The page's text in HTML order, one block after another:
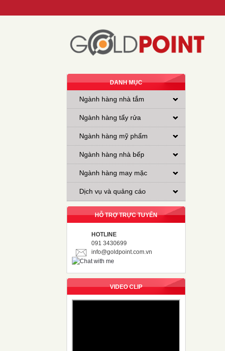
DANH MỤC
Ngành hàng nhà tắm
Ngành hàng tẩy rửa
Ngành hàng mỹ phẩm
Ngành hàng nhà bếp
Ngành hàng may mặc
Dịch vụ và quảng cáo
HỖ TRỢ TRỰC TUYẾN
HOTLINE
091 3430699
info@goldpoint.com.vn
VIDEO CLIP